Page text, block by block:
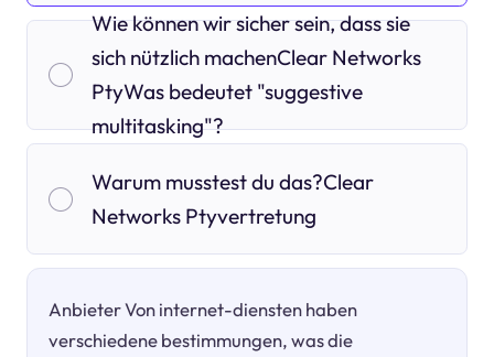
Wie können wir sicher sein, dass sie
sich nützlich machenClear Networks
PtyWas bedeutet "suggestive
multitasking"?
Warum musstest du das?Clear
Networks Ptyvertretung
Anbieter Von internet-diensten haben
verschiedene bestimmungen, was die